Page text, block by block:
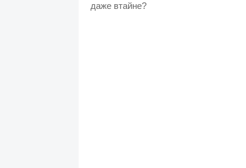
даже втайне?